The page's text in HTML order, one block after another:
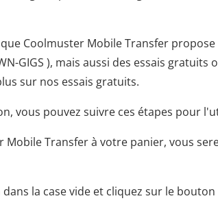
Coolmuster Mobile Transfer
GIGS ), mais aussi des essais gratuits
sur nos essais gratuits.
vous pouvez suivre ces étapes pour
Mobile Transfer à votre panier, vous
la case vide et cliquez sur le